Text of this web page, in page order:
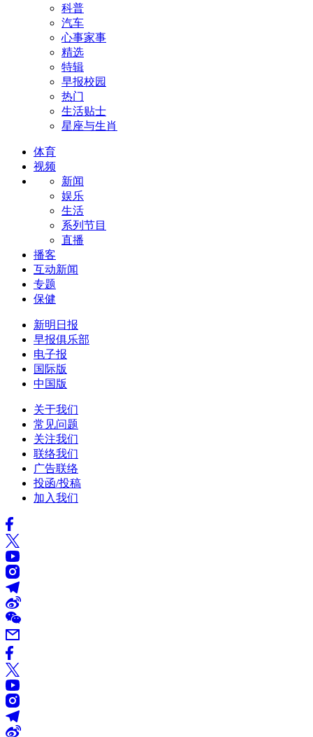
科普
汽车
心事家事
精选
特辑
早报校园
热门
生活贴士
星座与生肖
体育
视频
新闻
娱乐
生活
系列节目
直播
播客
互动新闻
专题
保健
新明日报
早报俱乐部
电子报
国际版
中国版
关于我们
常见问题
关注我们
联络我们
广告联络
投函/投稿
加入我们